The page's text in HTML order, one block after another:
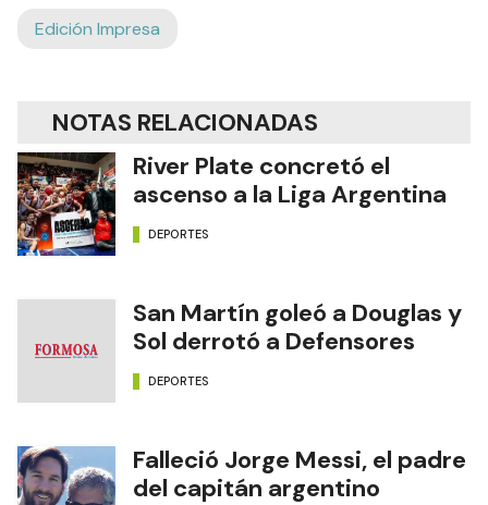
Edición Impresa
NOTAS RELACIONADAS
River Plate concretó el
ascenso a la Liga Argentina
DEPORTES
San Martín goleó a Douglas y
Sol derrotó a Defensores
DEPORTES
Falleció Jorge Messi, el padre
del capitán argentino